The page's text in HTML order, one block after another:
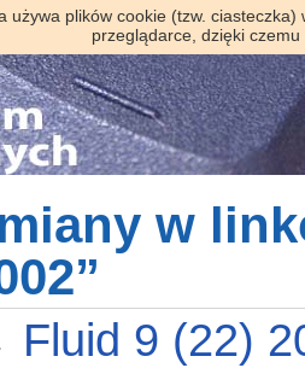
używa plików cookie (tzw.
przeglądarce, dzięki
w
Fluid 9 (22)